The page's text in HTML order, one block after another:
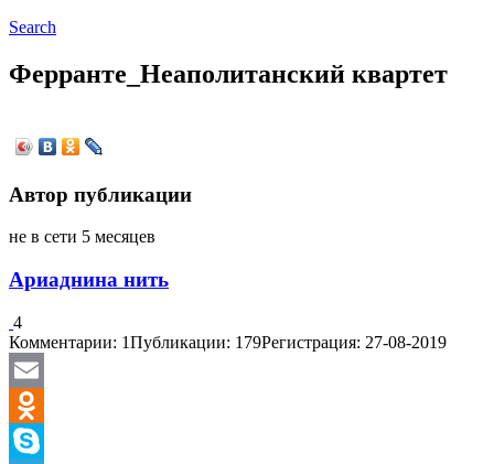
Search
Ферранте_Неаполитанский квартет
Автор публикации
не в сети 5 месяцев
Ариаднина нить
4
Комментарии: 1Публикации: 179Регистрация: 27-08-2019
Email
Odnoklassniki